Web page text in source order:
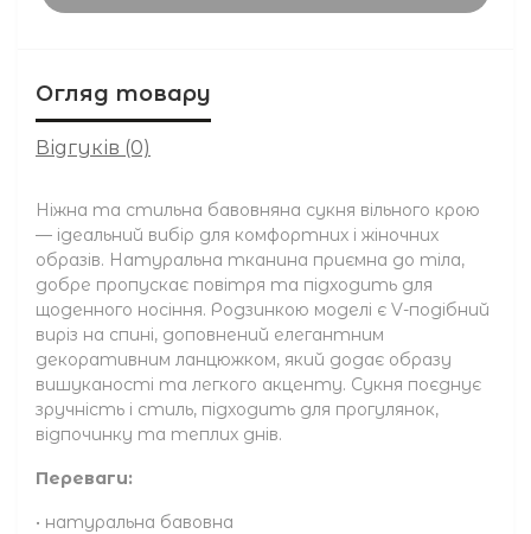
Огляд товару
Відгуків (0)
Ніжна та стильна бавовняна сукня вільного крою
— ідеальний вибір для комфортних і жіночних
образів. Натуральна тканина приємна до тіла,
добре пропускає повітря та підходить для
щоденного носіння. Родзинкою моделі є V-подібний
виріз на спині, доповнений елегантним
декоративним ланцюжком, який додає образу
вишуканості та легкого акценту. Сукня поєднує
зручність і стиль, підходить для прогулянок,
відпочинку та теплих днів.
Переваги:
• натуральна бавовна